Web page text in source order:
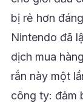
bị rẻ hơn
Nintendo đã
dịch mua
rắn này một
công ty: đảm